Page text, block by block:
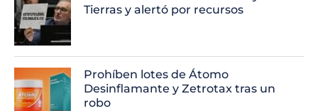
Tierras y alertó por recursos
Prohíben lotes de Átomo
Desinflamante y Zetrotax tras un
robo